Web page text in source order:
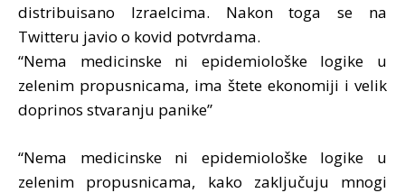
distribuisano Izraelcima. Nakon toga se na
Twitteru javio o kovid potvrdama.
“Nema medicinske ni epidemiološke logike u
zelenim propusnicama, ima štete ekonomiji i velik
doprinos stvaranju panike”
“Nema medicinske ni epidemiološke logike u
zelenim propusnicama, kako zaključuju mnogi